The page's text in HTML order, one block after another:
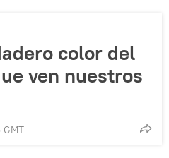
color del
ven nuestros